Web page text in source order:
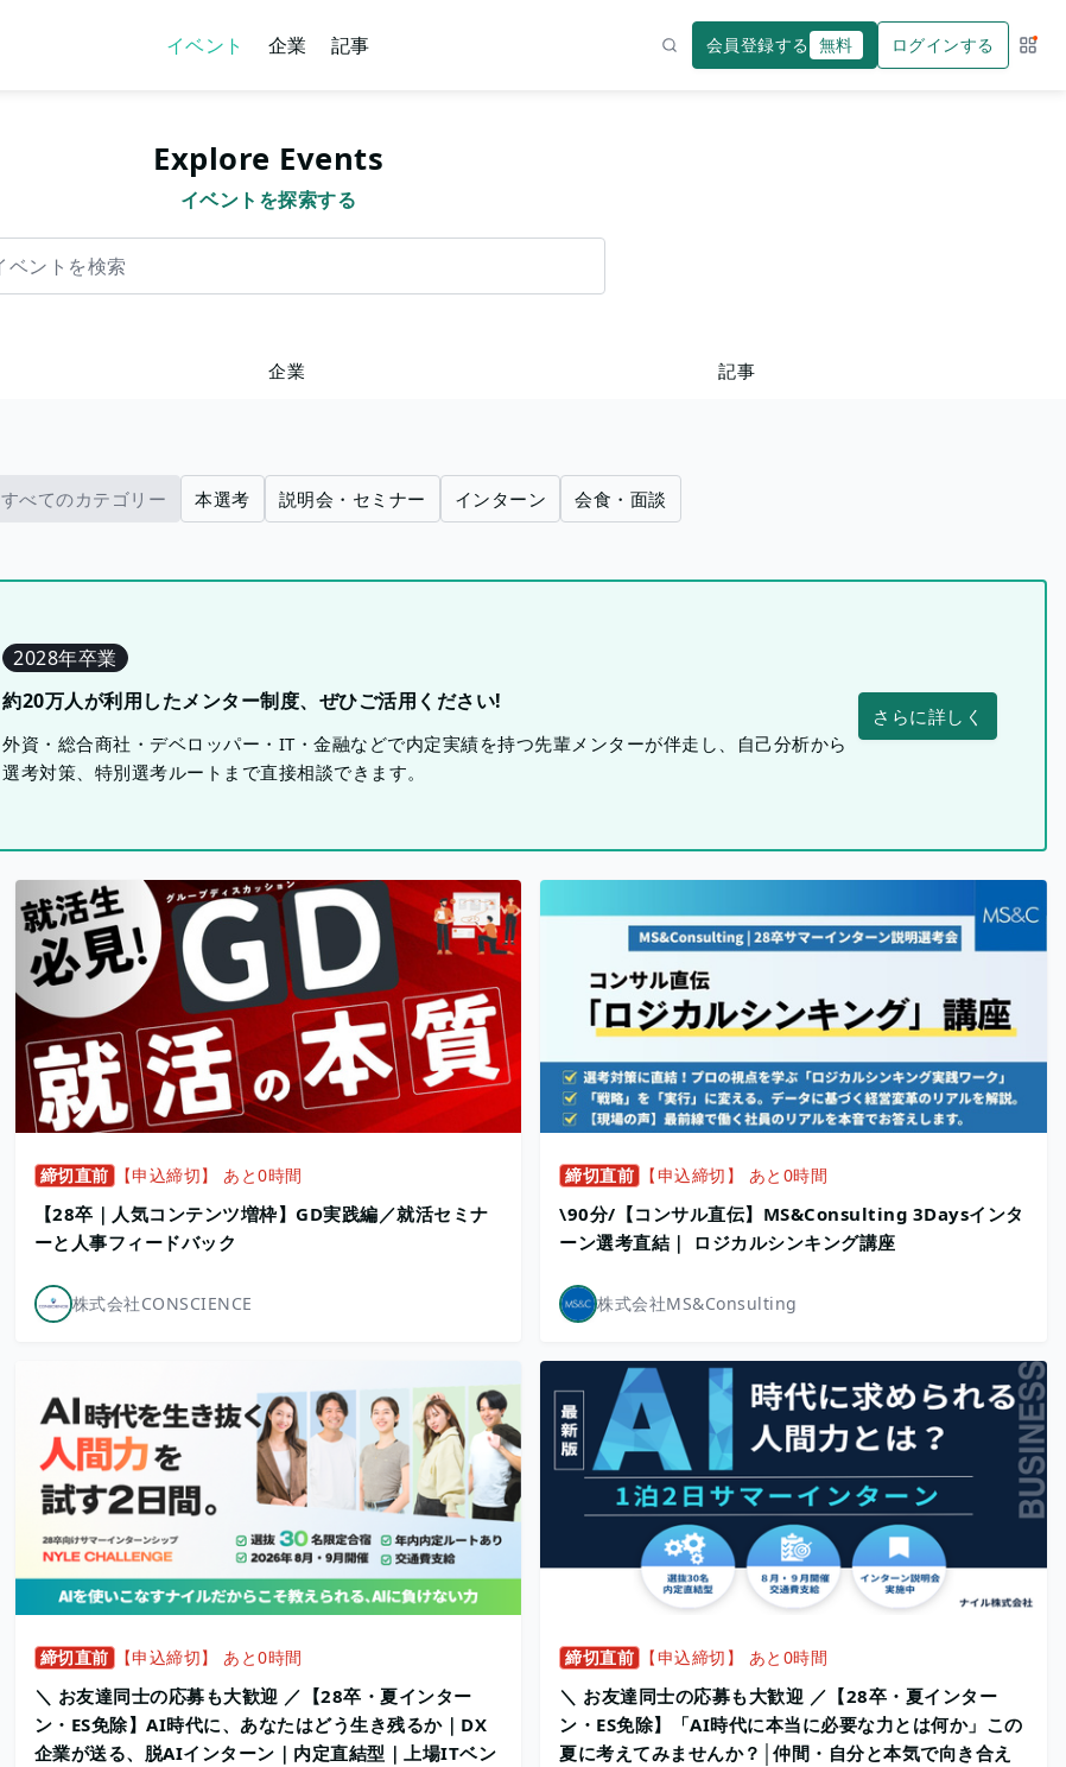
イベント 企業 記事 会員登録する 無料 ログインする サー
Explore Events
イベントを探索する
企業 記事
すべてのカテゴリー 本選考 説明会・セミナー インターン 会食・面談
2028年卒業
約20万人が利用したメンター制度、ぜひご活用ください!
外資・総合商社・デベロッパー・IT・金融などで内定実績を持つ先輩メンターが伴走し、自己分析から
選考対策、特別選考ルートまで直接相談できます。
さらに詳しく
締切直前 【申込締切】 あと0時間
【28卒｜人気コンテンツ増枠】GD実践編／就活セミナ
ーと人事フィードバック
株式会社CONSCIENCE
締切直前 【申込締切】 あと0時間
\90分/【コンサル直伝】MS&Consulting 3Daysインタ
ーン選考直結｜ ロジカルシンキング講座
株式会社MS&Consulting
締切直前 【申込締切】 あと0時間
＼ お友達同士の応募も大歓迎 ／【28卒・夏インター
ン・ES免除】AI時代に、あなたはどう生き残るか｜DX
企業が送る、脱AIインターン｜内定直結型｜上場ITベン
締切直前 【申込締切】 あと0時間
＼ お友達同士の応募も大歓迎 ／【28卒・夏インター
ン・ES免除】「AI時代に本当に必要な力とは何か」この
夏に考えてみませんか？│仲間・自分と本気で向き合え